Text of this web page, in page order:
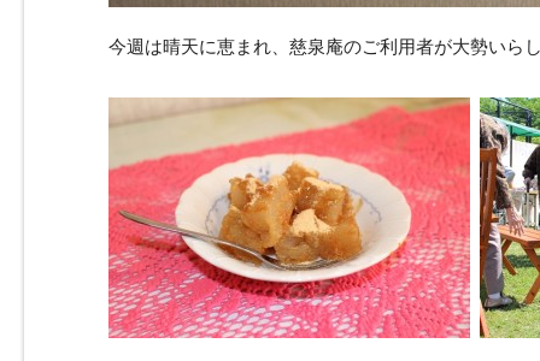
今週は晴天に恵まれ、慈泉庵のご利用者が大勢い